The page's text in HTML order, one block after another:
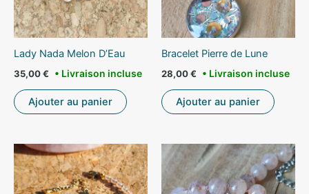
Lady Nada Melon D’Eau
35,00€
Ajouter au panier
Bracelet Pierre de Lune
28,00€
Ajouter au panier